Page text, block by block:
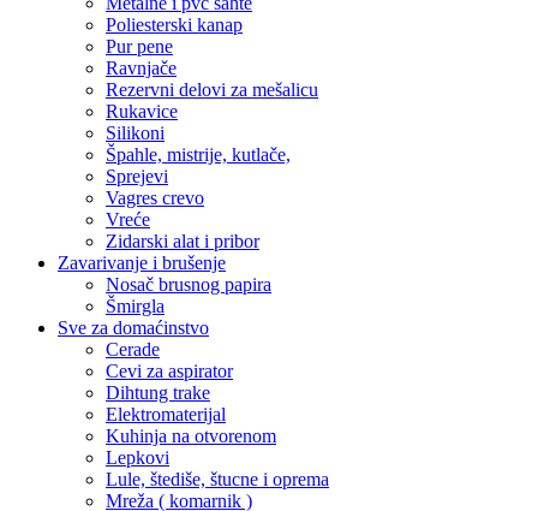
Poliesterski kanap
Pur pene
Ravnjače
Rezervni delovi za mešalicu
Rukavice
Silikoni
Špahle, mistrije, kutlače,
Sprejevi
Vagres crevo
Vreće
Zidarski alat i pribor
Zavarivanje i brušenje
Nosač brusnog papira
Šmirgla
Sve za domaćinstvo
Cerade
Cevi za aspirator
Dihtung trake
Elektromaterijal
Kuhinja na otvorenom
Lepkovi
Lule, štediše, štucne i oprema
Mreža ( komarnik )